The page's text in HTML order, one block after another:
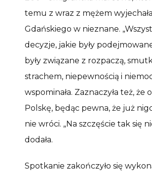
temu z wraz z mężem
Gdańskiego w nieznane.
decyzje, jakie były
były związane z rozpaczą,
strachem, niepewnością i
wspominała. Zaznaczyła też, że
Polskę, będąc pewna, że już
nie wróci. „Na szczęście tak się
dodała.
Spotkanie zakończyło się